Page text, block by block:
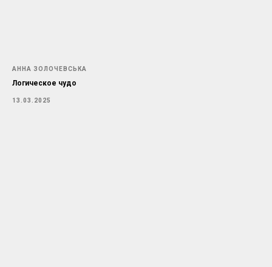
АННА ЗОЛОЧЕВСЬКА
Логическое чудо
13.03.2025